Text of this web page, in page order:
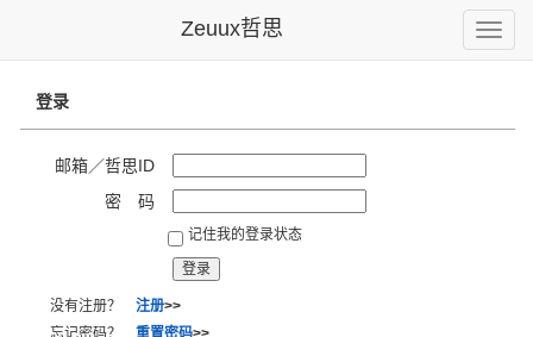
Toggle
Zeuux哲思
登录
邮箱／哲思ID
密 码
记住我的登录状态
没有注册？ 注册>>
忘记密码？ 重置密码>>